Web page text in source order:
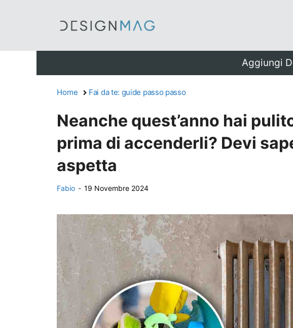
Aggiungi
Home Fai da te: guide passo passo
Neanche quest’anno hai
prima di accenderli? Devi
aspetta
Fabio - 19 Novembre 2024